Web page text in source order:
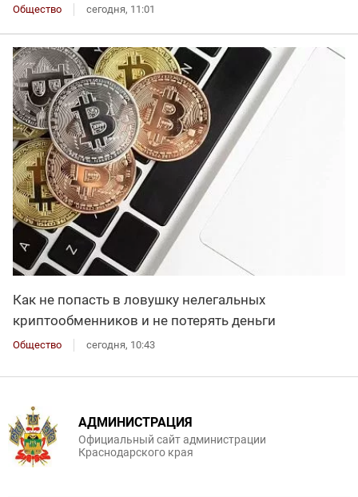
Общество сегодня, 11:01
Как не попасть в ловушку нелегальных
криптообменников и не потерять деньги
Общество сегодня, 10:43
АДМИНИСТРАЦИЯ
Официальный сайт администрации
Краснодарского края